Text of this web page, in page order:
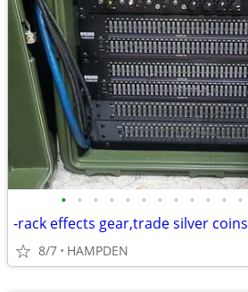
• • • • • • • • • • • •
-rack effects gear,trade silver coins
8/7 HAMPDEN